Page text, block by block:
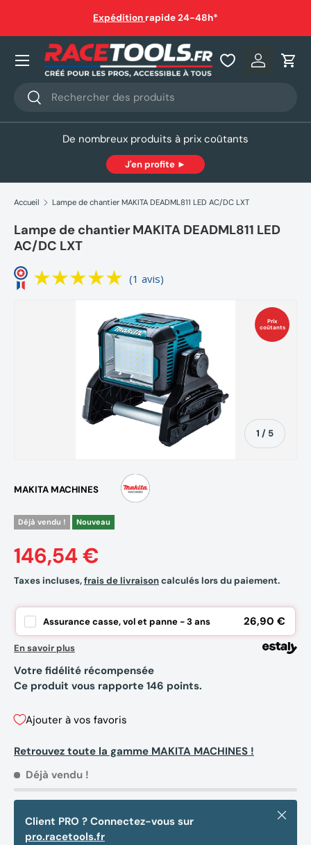
Aller au contenu
Expédition rapide 24-48h*
Recherche
Rechercher
Se
Nos produits
De nombreux produits à prix coûtants
J'en profite ►
Accueil Lampe de chantier MAKITA DEADML811 LED AC/DC LXT
Lampe de chantier MAKITA DEADML811 LED
AC/DC LXT
(1 avis)
Prix
coûtants
1 / de
5
MAKITA MACHINES
Déjà vendu ! Nouveau
146,54 €
Taxes incluses,frais de livraisoncalculés lors du paiement.
Assurance casse, vol et panne - 3 ans 26,90 €
En savoir plus
Votre fidélité récompensée
Ce produit vous rapporte 146 points.
Ajouter à vos favoris
Retrouvez toute la gamme MAKITA MACHINES !
Déjà vendu !
Client PRO ? Connectez-vous sur
pro.racetools.fr
Fermer